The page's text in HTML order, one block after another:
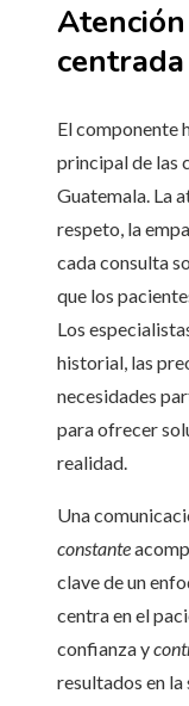
El componente
principal de las
Guatemala. La
respeto, la
cada consulta
que los
Los
historial, las
necesidades
para ofrecer
realidad.
Una
constante
clave de un
centra en el
confianza y
resultados en la